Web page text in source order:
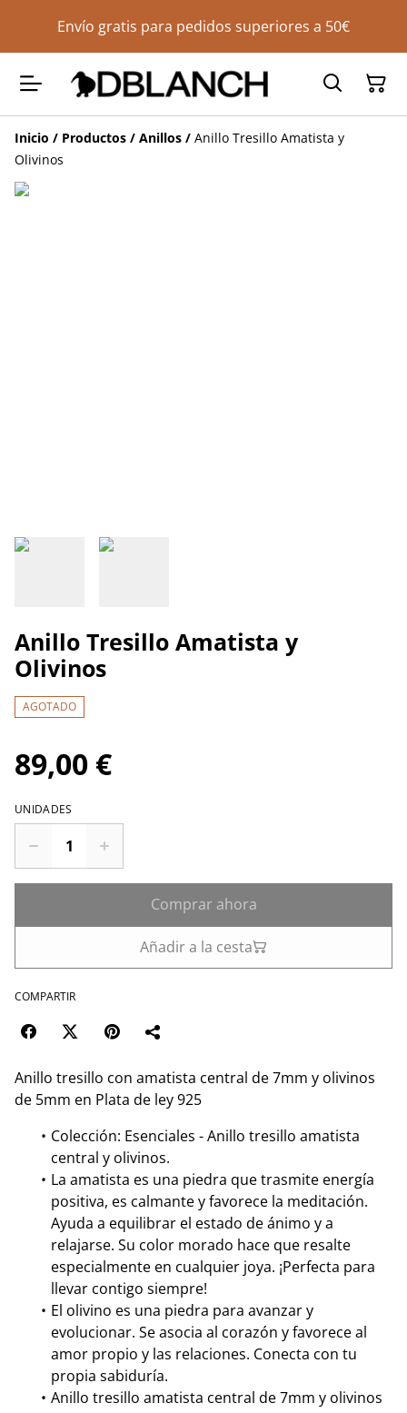
Envío gratis para pedidos superiores a 50€
Inicio / Productos / Anillos / Anillo Tresillo Amatista y
Olivinos
Anillo Tresillo Amatista y
Olivinos
AGOTADO
89,00 €
UNIDADES
Comprar ahora
Añadir a la cesta
COMPARTIR
Anillo tresillo con amatista central de 7mm y olivinos
de 5mm en Plata de ley 925
Colección: Esenciales - Anillo tresillo amatista
central y olivinos.
La amatista es una piedra que trasmite energía
positiva, es calmante y favorece la meditación.
Ayuda a equilibrar el estado de ánimo y a
relajarse. Su color morado hace que resalte
especialmente en cualquier joya. ¡Perfecta para
llevar contigo siempre!
El olivino es una piedra para avanzar y
evolucionar. Se asocia al corazón y favorece al
amor propio y las relaciones. Conecta con tu
propia sabiduría.
Anillo tresillo amatista central de 7mm y olivinos